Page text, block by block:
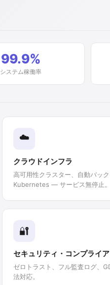
99.9%
システム稼働率
☁️
クラウドインフラ
高可用性クラスター、自動バック
Kubernetes — サービス無停止。
🔐
セキュリティ・コンプライ
ゼロトラスト、フル監査ログ、
法対応。